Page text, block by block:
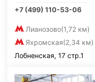
+7 (499) 110-53-06
Лианозово(1,72 км)
Яхромская(2,34 км)
Лобненская, 17 стр.1